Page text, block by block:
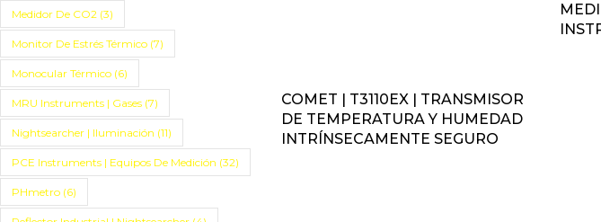
Medidor De CO2 (3)
Monitor De Estrés Térmico (7)
Monocular Térmico (6)
MRU Instruments | Gases (7)
Nightsearcher | Iluminación (11)
PCE Instruments | Equipos De Medición (32)
PHmetro (6)
COMET | T3110EX | TRANSMISOR
DE TEMPERATURA Y HUMEDAD
INTRÍNSECAMENTE SEGURO